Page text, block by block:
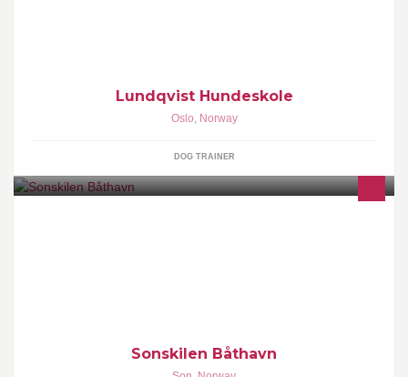
Lundqvist Hundeskole
Oslo, Norway
DOG TRAINER
Sonskilen Båthavn